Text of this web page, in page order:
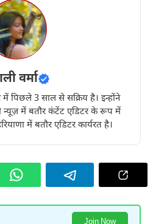
वर्मा
में पिछले 3 साल से सक्रिय है। इन्होंने
में बतौर कंटेंट एडिटर के रूप में
में बतौर एडिटर कार्यरत है।
Join Now